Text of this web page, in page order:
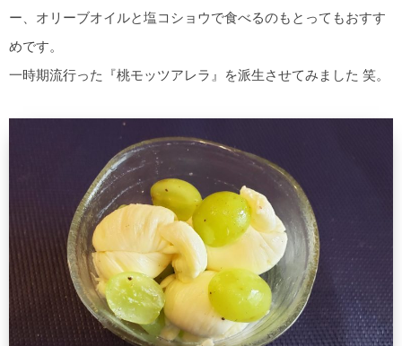
ー、オリーブオイルと塩コショウで食べるのもとってもおすす
めです。
一時期流行った『桃モッツアレラ』を派生させてみました 笑。